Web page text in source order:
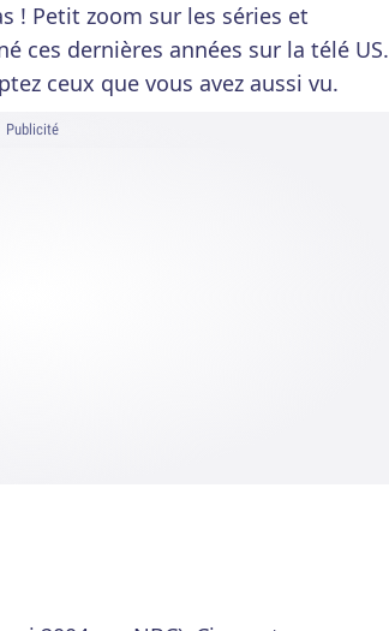
! Petit zoom sur les séries et
ces dernières années sur la télé US.
ceux que vous avez aussi vu.
Publicité